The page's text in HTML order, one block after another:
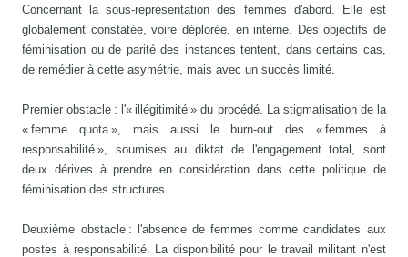
Concernant la sous-représentation des femmes d'abord. Elle est
globalement constatée, voire déplorée, en interne. Des objectifs de
féminisation ou de parité des instances tentent, dans certains cas,
de remédier à cette asymétrie, mais avec un succès limité.
Premier obstacle : l'« illégitimité » du procédé. La stigmatisation de la
« femme quota », mais aussi le burn-out des « femmes à
responsabilité », soumises au diktat de l'engagement total, sont
deux dérives à prendre en considération dans cette politique de
féminisation des structures.
Deuxième obstacle : l'absence de femmes comme candidates aux
postes à responsabilité. La disponibilité pour le travail militant n'est